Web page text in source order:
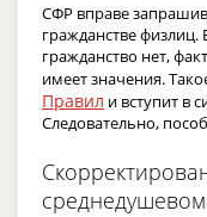
СФР вправе
гражданстве
гражданство нет,
имеет значения.
Правил и вступит в
Следовательно,